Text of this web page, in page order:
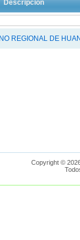
Descripcion
REGIONAL DE
Copyright ©